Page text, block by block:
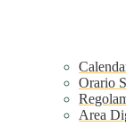
Orario
Area